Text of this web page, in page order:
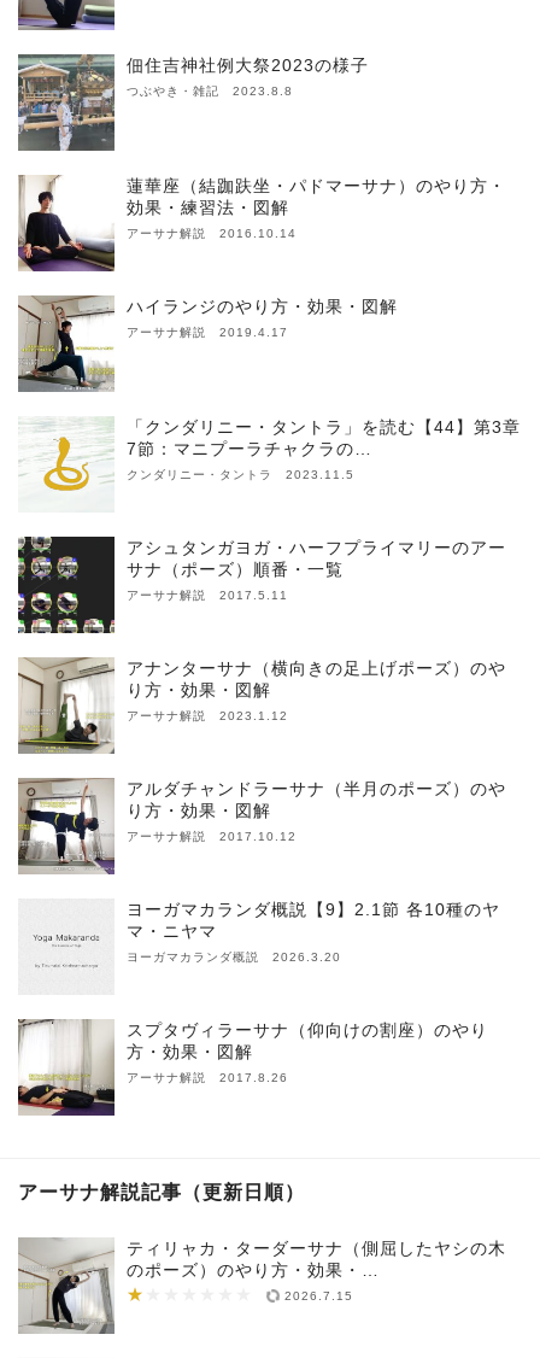
佃住吉神社例大祭2023の様子
つぶやき・雑記 2023.8.8
蓮華座（結跏趺坐・パドマーサナ）のやり方・
効果・練習法・図解
アーサナ解説 2016.10.14
ハイランジのやり方・効果・図解
アーサナ解説 2019.4.17
「クンダリニー・タントラ」を読む【44】第3章
7節：マニプーラチャクラの…
クンダリニー・タントラ 2023.11.5
アシュタンガヨガ・ハーフプライマリーのアー
サナ（ポーズ）順番・一覧
アーサナ解説 2017.5.11
アナンターサナ（横向きの足上げポーズ）のや
り方・効果・図解
アーサナ解説 2023.1.12
アルダチャンドラーサナ（半月のポーズ）のや
り方・効果・図解
アーサナ解説 2017.10.12
ヨーガマカランダ概説【9】2.1節 各10種のヤ
マ・ニヤマ
ヨーガマカランダ概説 2026.3.20
スプタヴィラーサナ（仰向けの割座）のやり
方・効果・図解
アーサナ解説 2017.8.26
アーサナ解説記事（更新日順）
ティリャカ・ターダーサナ（側屈したヤシの木
のポーズ）のやり方・効果・…
★
★★★★★★★ 2026.7.15